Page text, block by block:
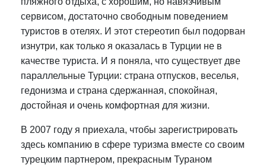
сервисом, достаточно свободным поведением
туристов в отелях. И этот стереотип был подорван
изнутри, как только я оказалась в Турции не в
качестве туриста. И я поняла, что существует две
параллельные Турции: страна отпусков, веселья,
гедонизма и страна сдержанная, спокойная,
достойная и очень комфортная для жизни.
В 2007 году я приехала, чтобы зарегистрировать
здесь компанию в сфере туризма вместе со своим
турецким партнером, прекрасным Тураном